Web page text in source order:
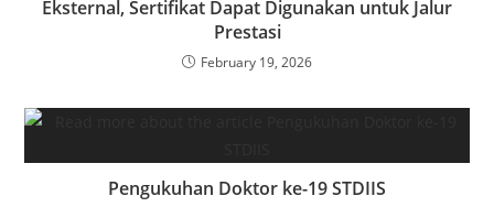
Eksternal, Sertifikat Dapat Digunakan untuk Jalur
Prestasi
February 19, 2026
Pengukuhan Doktor ke-19 STDIIS